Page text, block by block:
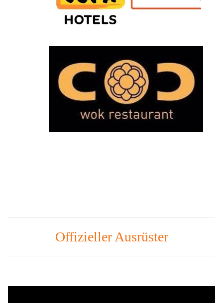
Offizieller Ausrüster